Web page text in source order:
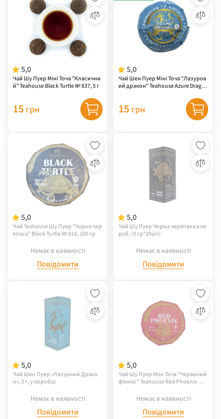
5,0
Чай Шу Пуер Міні Точа "Класични
й" Teahouse Black Turtle № 837, 5 г
15 грн
5,0
Чай Шен Пуер Міні Точа "Лазуров
ий дракон" Teahouse Azure Dragon
15 грн
5,0
Чай Teahouse Шу Пуер "Чорна чер
епаха" Black Turtle № 818, 100 гр
Немає в наявності
Повідомити
5,0
Чай Шу Пуер Чорна черепаха в ко
роб. (5 гр*20шт)
Немає в наявності
Повідомити
5,0
Чай Шен Пуер «Лазурний Драко
н», 5 г, у коробці
Немає в наявності
Повідомити
5,0
Чай Шу Пуер Міні Точа "Червоний
фенікс" Teahouse Red Phoenix № 8
Немає в наявності
Повідомити